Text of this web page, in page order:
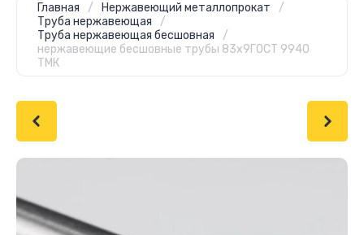
Главная / Нержавеющий металлопрокат
/
Труба нержавеющая
/
Труба нержавеющая бесшовная
/
нержавеющие бесшовные трубы 83x9ГОСТ 9940
ТМК